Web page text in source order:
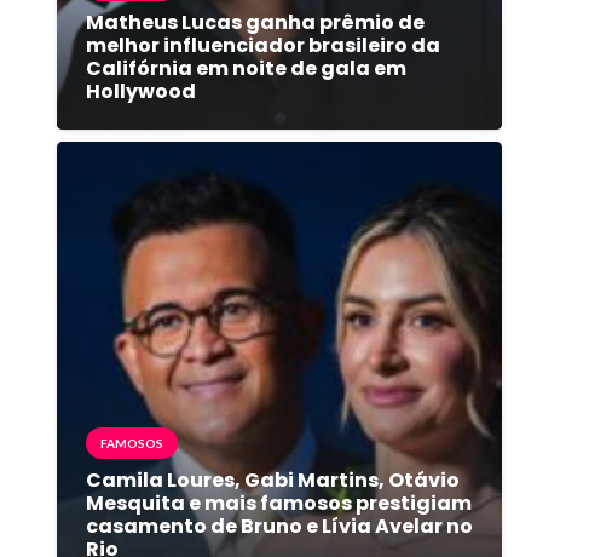
Matheus Lucas ganha prêmio de
melhor influenciador brasileiro da
Califórnia em noite de gala em
Hollywood
FAMOSOS
Camila Loures, Gabi Martins, Otávio
Mesquita e mais famosos prestigiam
casamento de Bruno e Lívia Avelar no
Rio